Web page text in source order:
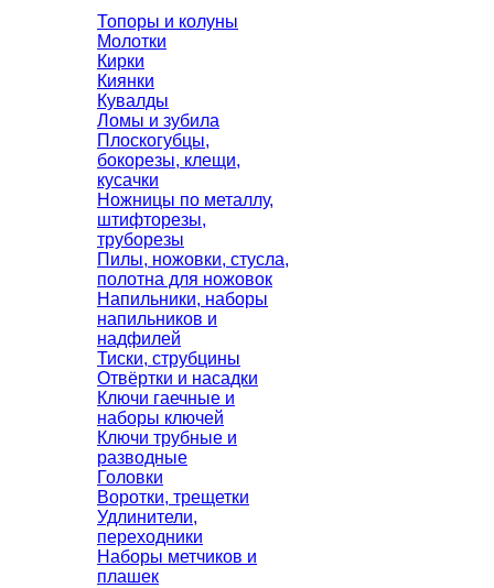
Топоры и колуны
Молотки
Кирки
Киянки
Кувалды
Ломы и зубила
Плоскогубцы,
бокорезы, клещи,
кусачки
Ножницы по металлу,
штифторезы,
труборезы
Пилы, ножовки, стусла,
полотна для ножовок
Напильники, наборы
напильников и
надфилей
Тиски, струбцины
Отвёртки и насадки
Ключи гаечные и
наборы ключей
Ключи трубные и
разводные
Головки
Воротки, трещетки
Удлинители,
переходники
Наборы метчиков и
плашек